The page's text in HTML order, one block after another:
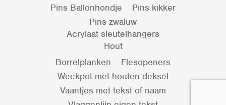
Pins Ballonhondje
Pins kikker
Pins zwaluw
Acrylaat sleutelhangers
Hout
Borrelplanken
Flesopeners
Weckpot met houten deksel
Vaantjes met tekst of naam